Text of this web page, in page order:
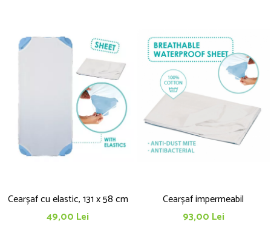
Cearșaf cu elastic, 131 x 58 cm
49,00 Lei
Cearșaf impermeabil
93,00 Lei